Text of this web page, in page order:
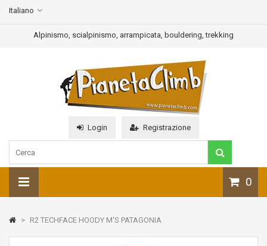
Alpinismo, scialpinismo, arrampicata, bouldering, trekking
Italiano
Login Registrazione
0
> R2 TECHFACE HOODY M'S PATAGONIA